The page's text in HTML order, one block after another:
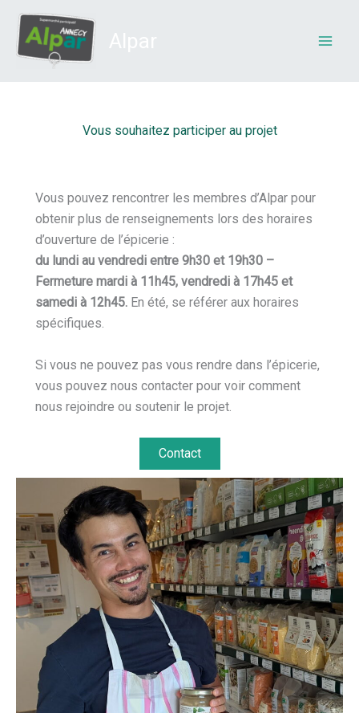
Aller
contenu
Vous souhaitez participer au projet
Vous pouvez rencontrer les membres d’Alpar pour
obtenir plus de renseignements lors des horaires
d’ouverture de l’épicerie :
du lundi au vendredi entre 9h30 et 19h30 –
Fermeture mardi à 11h45, vendredi à 17h45 et
samedi à 12h45. En été, se référer aux horaires
spécifiques.
Si vous ne pouvez pas vous rendre dans l’épicerie,
vous pouvez nous contacter pour voir comment
nous rejoindre ou soutenir le projet.
Contact